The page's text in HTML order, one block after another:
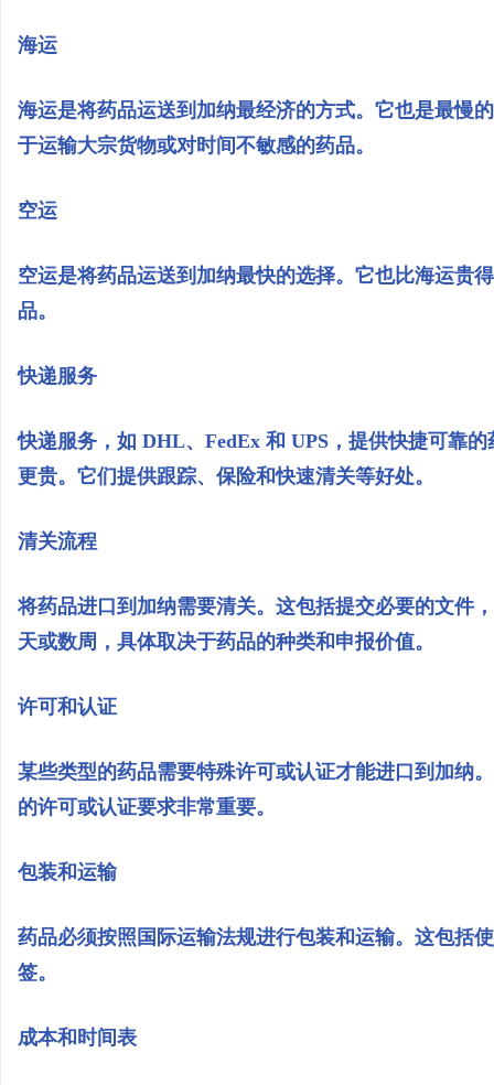
海运
海运是将药品运送到加纳最经济的方式。它也是最慢
于运输大宗货物或对时间不敏感的药品。
空运
空运是将药品运送到加纳最快的选择。它也比海运贵
品。
快递服务
快递服务，如 DHL、FedEx 和 UPS，提供快捷可靠
更贵。它们提供跟踪、保险和快速清关等好处。
清关流程
将药品进口到加纳需要清关。这包括提交必要的文件
天或数周，具体取决于药品的种类和申报价值。
许可和认证
某些类型的药品需要特殊许可或认证才能进口到加纳
的许可或认证要求非常重要。
包装和运输
药品必须按照国际运输法规进行包装和运输。这包括
签。
成本和时间表